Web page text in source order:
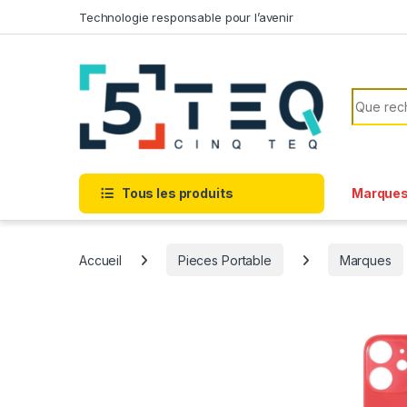
Technologie responsable pour l’avenir
Tous les produits
Accueil Pieces Portable Marques